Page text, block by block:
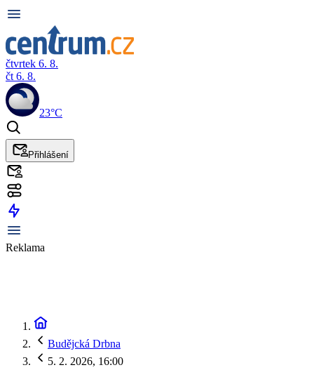
čtvrtek 6. 8.
čt 6. 8.
23°C
Přihlášení
Reklama
Budějcká Drbna
5. 2. 2026, 16:00